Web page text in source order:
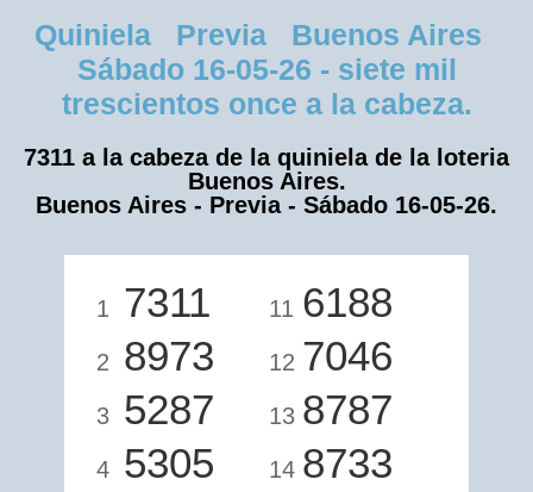
Quiniela Previa Buenos Aires
Sábado 16-05-26 - siete mil
trescientos once a la cabeza.
7311 a la cabeza de la quiniela de la loteria
Buenos Aires.
Buenos Aires - Previa - Sábado 16-05-26.
1 7311
2 8973
3 5287
4 5305
11 6188
12 7046
13 8787
14 8733